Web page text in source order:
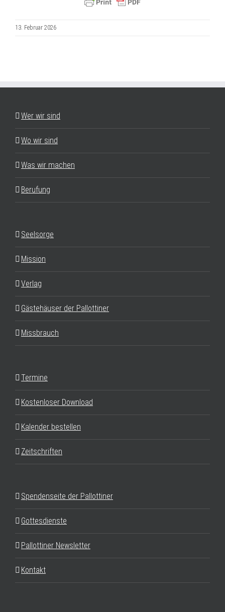
13. Februar 2026
Wer wir sind
Wo wir sind
Was wir machen
Berufung
Seelsorge
Mission
Verlag
Gästehäuser der Pallottiner
Missbrauch
Termine
Kostenloser Download
Kalender bestellen
Zeitschriften
Spendenseite der Pallottiner
Gottesdienste
Pallottiner Newsletter
Kontakt